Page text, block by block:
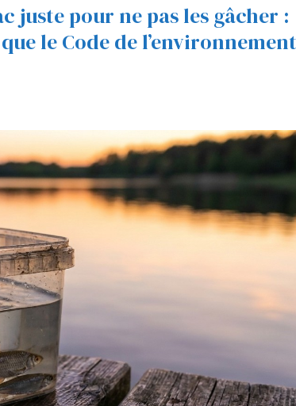
juste pour ne pas les gâcher :
le Code de l’environnement